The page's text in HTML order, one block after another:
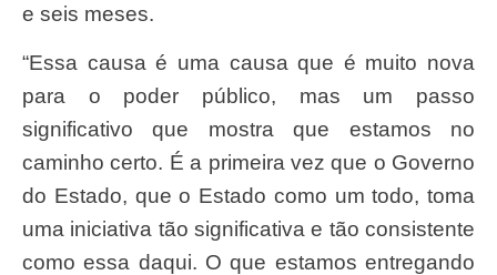
e seis meses.
“Essa causa é uma causa que é muito nova
para o poder público, mas um passo
significativo que mostra que estamos no
caminho certo. É a primeira vez que o Governo
do Estado, que o Estado como um todo, toma
uma iniciativa tão significativa e tão consistente
como essa daqui. O que estamos entregando